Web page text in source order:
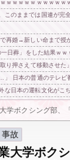
ｗｗｗｗｗｗｗｗｗｗ
このままでは国連が完
再婚→新しい命まで授
日葬」をした結果ｗｗ
り押さえて移動させ
日本の普通のテレ
な日本の運転文化が
学ボクシング部、
故
大学ボク